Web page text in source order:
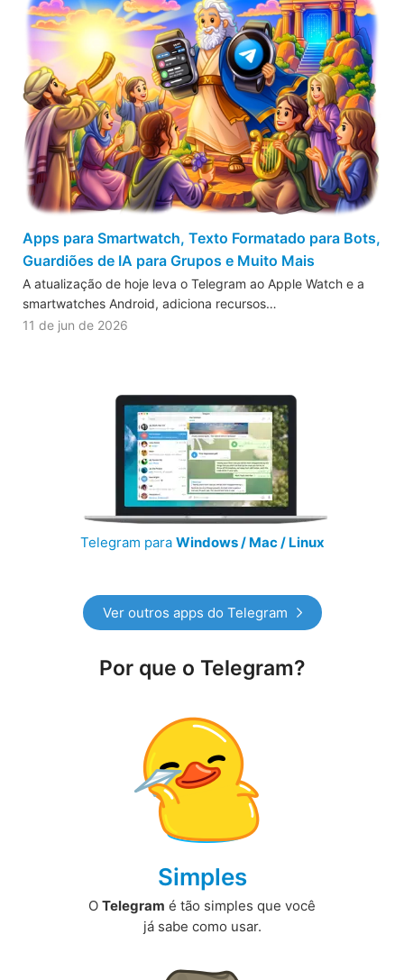
Apps para Smartwatch, Texto Formatado para Bots,
Guardiões de IA para Grupos e Muito Mais
A atualização de hoje leva o Telegram ao Apple Watch e a
smartwatches Android, adiciona recursos…
11 de jun de 2026
Telegram para Windows / Mac / Linux
Ver outros apps do Telegram
Por que o Telegram?
Simples
O Telegram é tão simples que você
já sabe como usar.